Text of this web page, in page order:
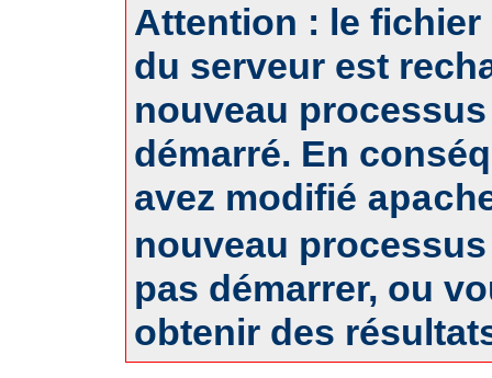
Attention : le
du serveur est
nouveau
démarré. En
avez modifié
nouveau
pas démarrer, ou
obtenir des